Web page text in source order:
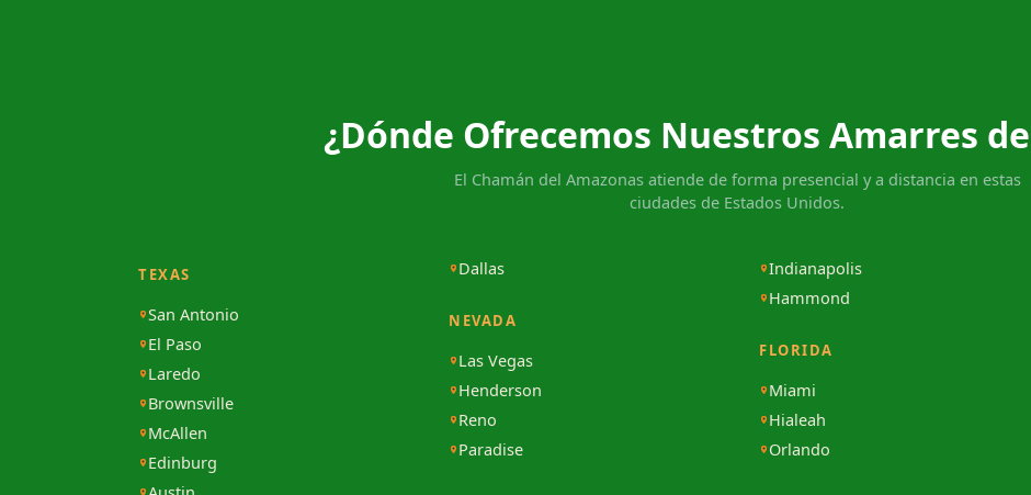
¿Dónde Ofrecemos Nuestros Amarres
El Chamán del Amazonas atiende de forma presencial y a distancia en estas
ciudades de Estados Unidos.
TEXAS
San Antonio
El Paso
Laredo
Brownsville
McAllen
Edinburg
Dallas
NEVADA
Las Vegas
Henderson
Reno
Paradise
Indianapolis
Hammond
FLORIDA
Miami
Hialeah
Orlando